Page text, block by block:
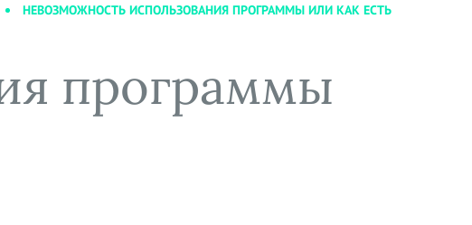
НЕВОЗМОЖНОСТЬ ИСПОЛЬЗОВАНИЯ ПРОГРАММЫ ИЛИ КАК ЕСТЬ
программы